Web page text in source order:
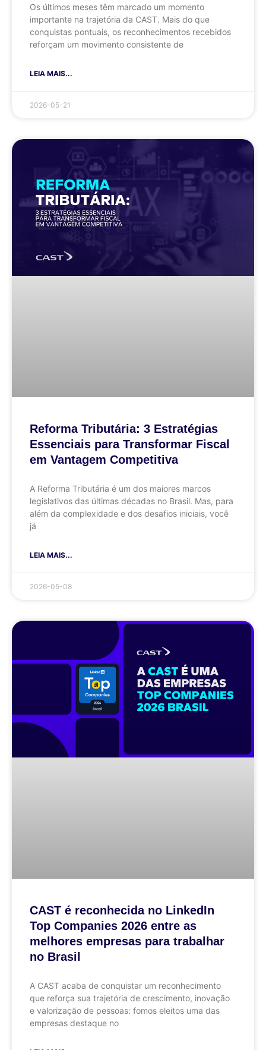
Os últimos meses têm marcado um momento
importante na trajetória da CAST. Mais do que
conquistas pontuais, os reconhecimentos recebidos
reforçam um movimento consistente de
LEIA MAIS...
2026-05-21
Reforma Tributária: 3 Estratégias
Essenciais para Transformar Fiscal
em Vantagem Competitiva
A Reforma Tributária é um dos maiores marcos
legislativos das últimas décadas no Brasil. Mas, para
além da complexidade e dos desafios iniciais, você
já
LEIA MAIS...
2026-05-08
CAST é reconhecida no LinkedIn
Top Companies 2026 entre as
melhores empresas para trabalhar
no Brasil
A CAST acaba de conquistar um reconhecimento
que reforça sua trajetória de crescimento, inovação
e valorização de pessoas: fomos eleitos uma das
empresas destaque no